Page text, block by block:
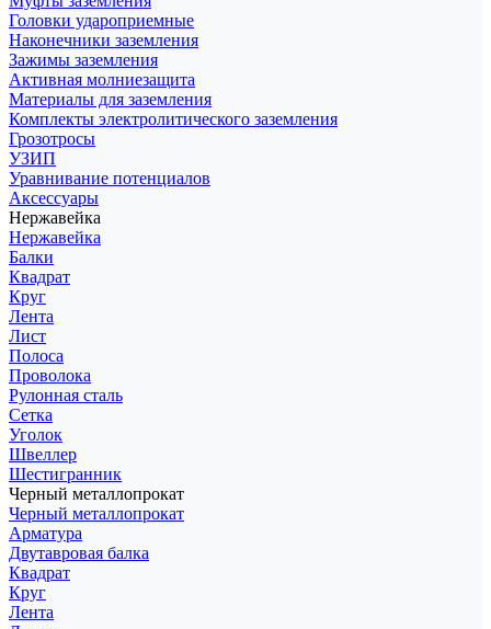
Головки удароприемные
Наконечники заземления
Зажимы заземления
Активная молниезащита
Материалы для заземления
Комплекты электролитического заземления
Грозотросы
УЗИП
Уравнивание потенциалов
Аксессуары
Нержавейка
Нержавейка
Балки
Квадрат
Круг
Лента
Лист
Полоса
Проволока
Рулонная сталь
Сетка
Уголок
Швеллер
Шестигранник
Черный металлопрокат
Черный металлопрокат
Арматура
Двутавровая балка
Квадрат
Круг
Лента